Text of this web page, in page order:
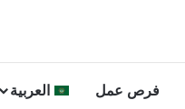
فرص عمل العربية